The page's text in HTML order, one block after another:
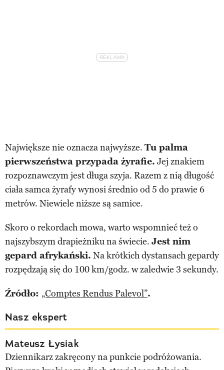
Największe nie oznacza najwyższe. Tu palma
pierwszeństwa przypada żyrafie. Jej znakiem
rozpoznawczym jest długa szyja. Razem z nią długość
ciała samca żyrafy wynosi średnio od 5 do prawie 6
metrów. Niewiele niższe są samice.
Skoro o rekordach mowa, warto wspomnieć też o
najszybszym drapieżniku na świecie. Jest nim
gepard afrykański. Na krótkich dystansach gepardy
rozpędzają się do 100 km/godz. w zaledwie 3 sekundy.
Źródło: „Comptes Rendus Palevol”.
Nasz ekspert
Mateusz Łysiak
Dziennikarz zakręcony na punkcie podróżowania.